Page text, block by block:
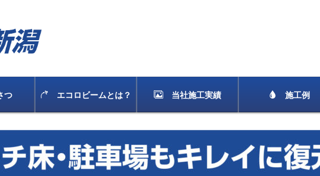
つ エコロビームとは？ 当社施工実績 施工例
外壁洗浄
塀垣洗浄
コンクリート
雨樋洗浄
墓石洗浄
落書き除去
入浴施設洗浄
石材、神社仏
その他素材洗